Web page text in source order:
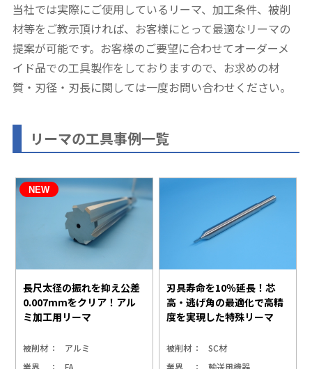
当社では実際にご使用しているリーマ、加工条件、被削
材等をご教示頂ければ、お客様にとって最適なリーマの
提案が可能です。お客様のご要望に合わせてオーダーメ
イド品での工具製作をしておりますので、お求めの材
質・刃径・刃長に関しては一度お問い合わせください。
リーマの工具事例一覧
長尺太径の振れを抑え公差
0.007mmをクリア！アル
ミ加工用リーマ
被削材
アルミ
業界
FA
刃具寿命を10％延長！芯
高・逃げ角の最適化で高精
度を実現した特殊リーマ
被削材
SC材
業界
輸送用機器